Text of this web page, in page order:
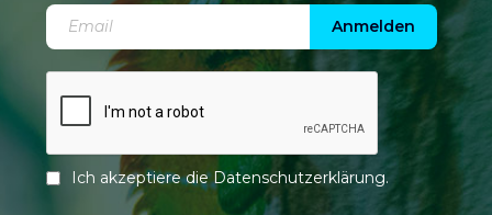
Anmelden
Ich akzeptiere dieDatenschutzerklärung.